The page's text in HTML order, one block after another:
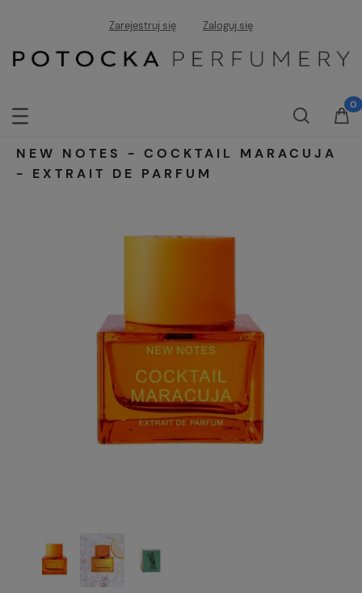
Zarejestruj się Zaloguj się
NEW NOTES - COCKTAIL MARACUJA
- EXTRAIT DE PARFUM